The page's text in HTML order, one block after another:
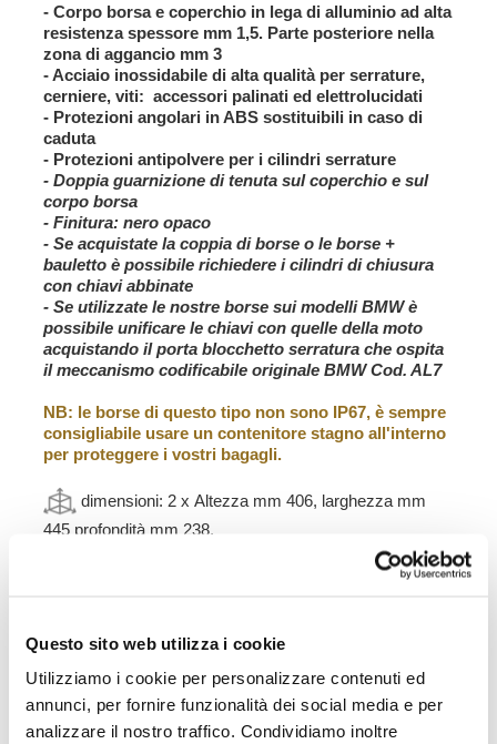
Questo sito web utilizza i cookie
Utilizziamo i cookie per personalizzare contenuti ed
annunci, per fornire funzionalità dei social media e per
analizzare il nostro traffico. Condividiamo inoltre
- Corpo borsa e coperchio in lega di alluminio ad alta
resistenza spessore mm 1,5. Parte posteriore nella
zona di aggancio mm 3
- Acciaio inossidabile di alta qualità per serrature,
cerniere, viti: accessori palinati ed elettrolucidati
- Protezioni angolari in ABS sostituibili in caso di
caduta
- Protezioni antipolvere per i cilindri serrature
- Doppia guarnizione di tenuta sul coperchio e sul
corpo borsa
- Finitura: nero opaco
- Se acquistate la coppia di borse o le borse +
bauletto è possibile richiedere i cilindri di chiusura
con chiavi abbinate
- Se utilizzate le nostre borse sui modelli BMW è
possibile unificare le chiavi con quelle della moto
acquistando il porta blocchetto serratura che ospita
il meccanismo codificabile originale BMWCod. AL7
NB: le borse di questo tipo non sono IP67, è sempre
consigliabile usare un contenitore stagno all'interno
per proteggere i vostri bagagli.
dimensioni: 2 x Altezza mm 406, larghezza mm
445 profondità mm 238.
Set completo telai realizzati in acciaio inox
consente di montare le nostre valigie in Alluminio sulla
vostra nineT.
Si integrano perfettamente con il resto della moto. Viene